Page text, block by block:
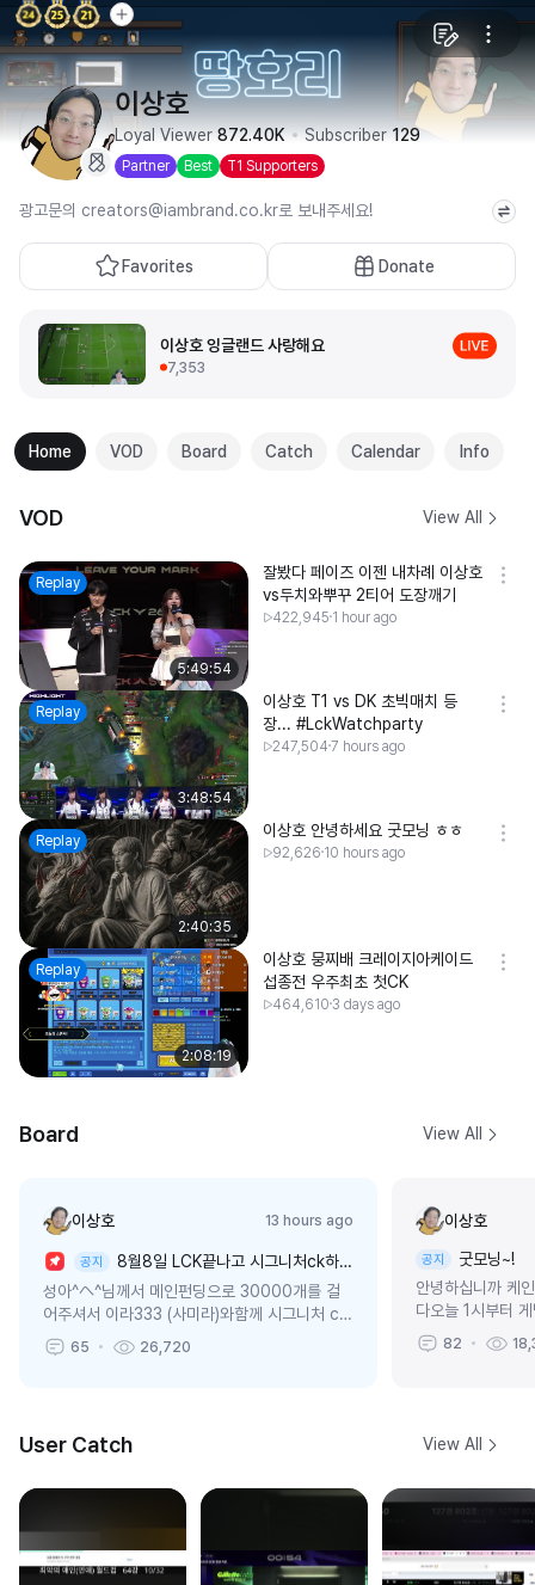
이상호
Loyal Viewer 872.40K Subscriber 129
Partner Best T1 Supporters
광고문의 creators@iambrand.co.kr로 보내주세요!
Favorites Donate
이상호 잉글랜드 사랑해요
7,353
Home VOD Board Catch Calendar Info
VOD View All
Replay
5:49:54
잘봤다 페이즈 이젠 내차례 이상호
vs두치와뿌꾸 2티어 도장깨기
422,945 1 hour ago
Replay
3:48:54
이상호 T1 vs DK 초빅매치 등
장... #LckWatchparty
247,504 7 hours ago
Replay
2:40:35
이상호 안녕하세요 굿모닝 ㅎㅎ
92,626 10 hours ago
Replay
2:08:19
이상호 뭉찌배 크레이지아케이드
섭종전 우주최초 첫CK
464,610 3 days ago
Board View All
이상호 13 hours ago
공지
8월8일 LCK끝나고 시그니처ck하실분?
성아^へ^님께서 메인펀딩으로 30000개를 걸
어주셔서 이라333 (사미라)와함께 시그니처 ck
를 하려고합니다시간은 8월8일 LCK가 끝나고
시작합니다!!본인의 맞밸런스와 시그니처 챔...
65 26,720
이상호
공지
굿모닝~!
안녕하십니까 케
다오늘 1시부터
로해서 끝나고
시 될거같아요!
82
User Catch View All